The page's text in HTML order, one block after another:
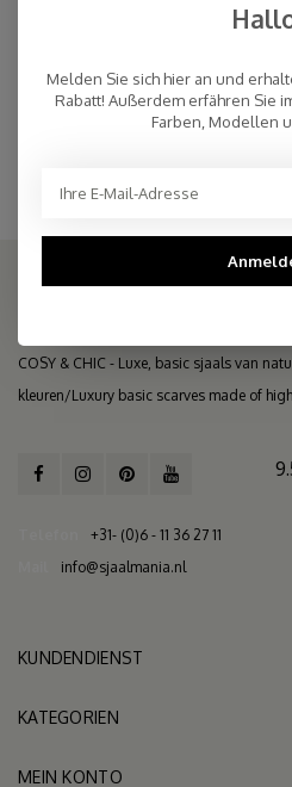
COSY & CHIC - Luxe, basic sjaals van
kleuren/Luxury basic scarves made of
+31- (0)6 - 11 36 27 11
info@sjaalmania.nl
KUNDENDIENST
KATEGORIEN
MEIN KONTO
Melden Sie sich hier an und
Rabatt! Außerdem erfähren Sie
Farben, Modellen